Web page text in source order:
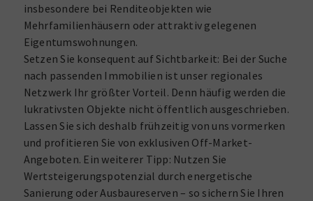
insbesondere bei Renditeobjekten wie
Mehrfamilienhäusern oder attraktiv gelegenen
Eigentumswohnungen.
Setzen Sie konsequent auf Sichtbarkeit: Bei der Suche
nach passenden Immobilien ist unser regionales
Netzwerk Ihr größter Vorteil. Denn häufig werden die
lukrativsten Objekte nicht öffentlich ausgeschrieben.
Lassen Sie sich deshalb frühzeitig von uns vormerken
und profitieren Sie von exklusiven Off-Market-
Angeboten. Ein weiterer Tipp: Nutzen Sie
Wertsteigerungspotenzial durch energetische
Sanierung oder Ausbaureserven – so sichern Sie Ihren